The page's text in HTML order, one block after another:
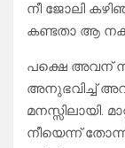
നീ ജോലി
കണ്ടതാ ആ
പക്ഷെ അവന്
അനുഭവിച്ച്
മനസ്സിലായി.
നീയെന്ന്